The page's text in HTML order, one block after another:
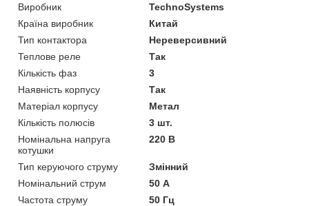
Виробник
TechnoSystems
Країна виробник
Китай
Тип контактора
Нереверсивний
Теплове реле
Так
Кількість фаз
3
Наявність корпусу
Так
Матеріал корпусу
Метал
Кількість полюсів
3 шт.
Номінальна напруга
котушки
220 В
Тип керуючого струму
Змінний
Номінальний струм
50 А
Частота струму
50 Гц